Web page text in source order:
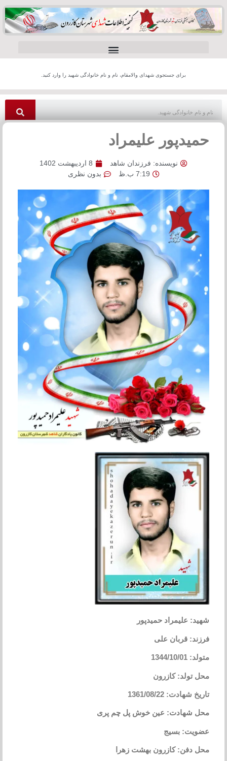
برای جستجوی شهدای والامقام، نام و نام خانوادگی شهید را وارد کنید.
حمیدپور علیمراد
نویسنده: فرزندان شاهد
8 اردیبهشت 1402
7:19 ب.ظ
بدون نظری
شهید: علیمراد حمیدپور
فرزند: قربان علی
متولد: 1344/10/01
محل تولد: کازرون
تاریخ شهادت: 1361/08/22
محل شهادت: عین خوش پل چم پری
عضویت: بسیج
محل دفن: کازرون بهشت زهرا